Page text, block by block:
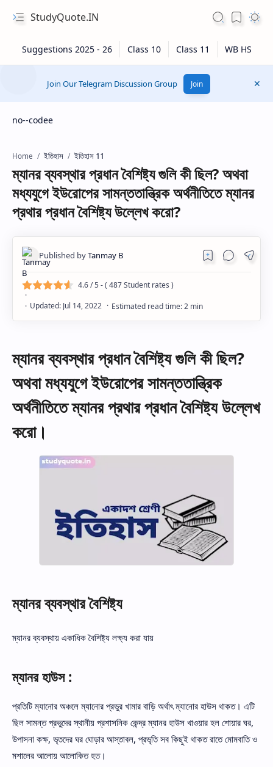
StudyQuote.IN
Join Our Telegram Discussion Group Join
no--codee
Home ইতিহাস ইতিহাস 11
ম্যানর ব্যবস্থার প্রধান বৈশিষ্ট্য গুলি কী ছিল? অথবা
মধ্যযুগে ইউরোপের সামন্ততান্ত্রিক অর্থনীতিতে ম্যানর
প্রথার প্রধান বৈশিষ্ট্য উল্লেখ করো?
4.6/ 5 - ( 487Student rates )
ম্যানর ব্যবস্থার প্রধান বৈশিষ্ট্য গুলি কী ছিল?
অথবা মধ্যযুগে ইউরোপের সামন্ততান্ত্রিক
অর্থনীতিতে ম্যানর প্রথার প্রধান বৈশিষ্ট্য উল্লেখ
করো।
ম্যানর ব্যবস্থার বৈশিষ্ট্য
ম্যানর ব্যবস্থায় একাধিক বৈশিষ্ট্য লক্ষ্য করা যায়
ম্যানর হাউস :
প্রতিটি ম্যানোর অঞ্চলে ম্যানোর প্রভুর খামার বাড়ি অর্থাৎ ম্যানোর হাউস থাকত। এটি
ছিল সামন্ত প্রভুদের স্থানীয় প্রশাসনিক কেন্দ্র ম্যানর হাউস খাওয়ার হল শোয়ার ঘর,
উপাসনা কক্ষ, ভৃতদের ঘর ঘোড়ার আস্তাবল, প্রভৃতি সব কিছুই থাকত রাতে মোমবাতি ও
মশালের আলোয় আলোকিত হত।